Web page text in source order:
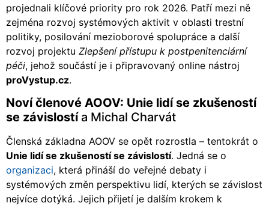
projednali klíčové priority pro rok 2026. Patří mezi ně
zejména rozvoj systémových aktivit v oblasti trestní
politiky, posilování mezioborové spolupráce a další
rozvoj projektu Zlepšení přístupu k postpenitenciární
péči, jehož součástí je i připravovaný online nástroj
proVystup.cz.
Noví členové AOOV: Unie lidí se zkušeností
se závislostía Michal Charvát
Členská základna AOOV se opět rozrostla – tentokrát o
Unie lidí se zkušeností se závislostí. Jedná se o
organizaci, která přináší do veřejné debaty i
systémových změn perspektivu lidí, kterých se závislost
nejvíce dotýká. Jejich přijetí je dalším krokem k